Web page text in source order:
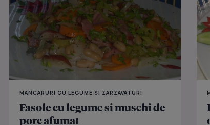
MANCARURI CU LEGUME SI ZARZAVATURI
Fasole cu legume si muschi de
porc afumat